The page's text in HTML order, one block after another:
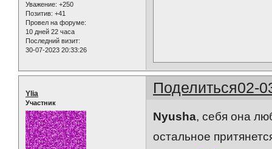
Уважение: +250
Позитив: +41
Провел на форуме:
10 дней 22 часа
Последний визит:
30-07-2023 20:33:26
Поделиться02-
Ylia
Участник
Nyusha, себя она
остальное